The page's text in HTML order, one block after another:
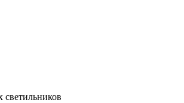
светильников